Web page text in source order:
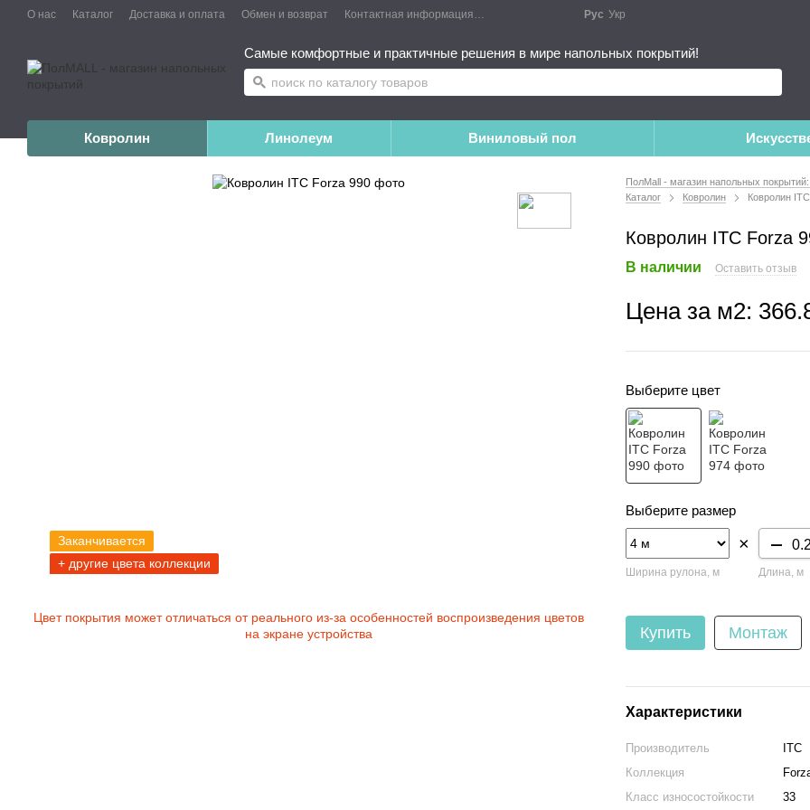
О нас Каталог Доставка и оплата Обмен и возврат Контактная информация Публичный договор
Рус Укр
Самые комфортные и практичные решения в мире напольных покрытий!
Ковролин Линолеум Виниловый пол
Заканчивается
+ другие цвета коллекции
Цвет покрытия может отличаться от реального из-за особенностей воспроизведения цветов
на экране устройства
ПолMall - магазин напольных
Каталог
Ковролин Ковролин
Ковролин ITC Forza
В наличии Оставить отзыв
Цена за м2:
Выберите цвет
Выберите размер
Ширина рулона, м
×
Длина, м
Купить Монтаж
Характеристики
Производитель
ITC
Коллекция
Класс износостойкости
33